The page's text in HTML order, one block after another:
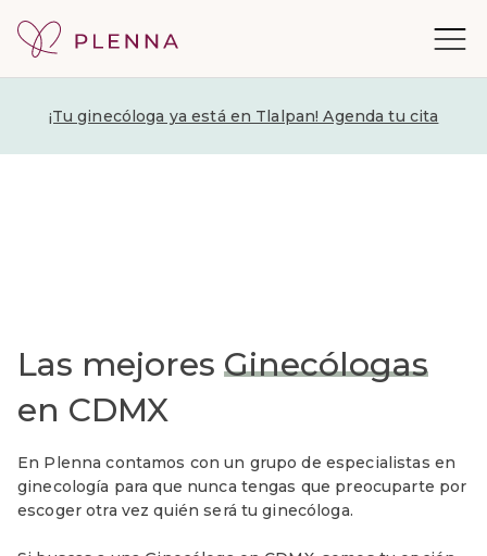
¡Tu ginecóloga ya está en Tlalpan! Agenda tu cita
Las mejores Ginecólogas
en CDMX
En Plenna contamos con un grupo de especialistas en
ginecología para que nunca tengas que preocuparte por
escoger otra vez quién será tu ginecóloga.